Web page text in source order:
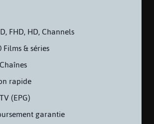
FHD, HD, Channels
Films & séries
rapide
(EPG)
garantie